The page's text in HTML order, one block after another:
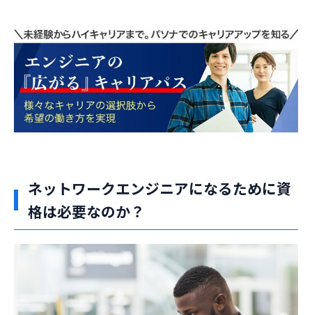
ネットワークエンジニアになるために資
格は必要なのか？